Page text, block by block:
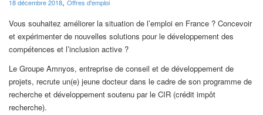
18 décembre 2018 Offres d'emploi
Vous souhaitez améliorer la situation de l’emploi en France ? Concevoir
et expérimenter de nouvelles solutions pour le développement des
compétences et l’inclusion active ?
Le Groupe Amnyos, entreprise de conseil et de développement de
projets, recrute un(e) jeune docteur dans le cadre de son programme de
recherche et développement soutenu par le CIR (crédit impôt
recherche).